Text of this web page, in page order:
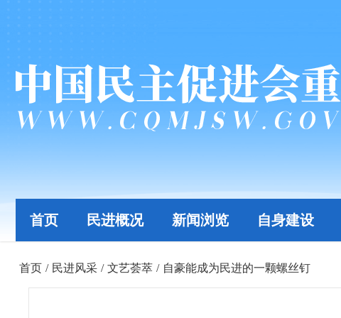
首页 民进概况 新闻浏览 自身建设
首页 / 民进风采 / 文艺荟萃 / 自豪能成为民进的一颗螺丝钉